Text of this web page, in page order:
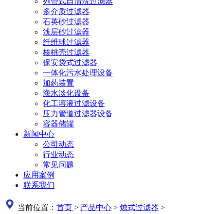
多介质过滤器
石英砂过滤器
浅层砂过滤器
纤维球过滤器
核桃壳过滤器
保安袋式过滤器
一体化污水处理设备
加药装置
海水淡化设备
化工溶液过滤设备
压力管道过滤器设备
容器储罐
新闻中心
公司动态
行业动态
常见问题
应用案例
联系我们
当前位置： 首页 > 产品中心 > 烛式过滤器 >